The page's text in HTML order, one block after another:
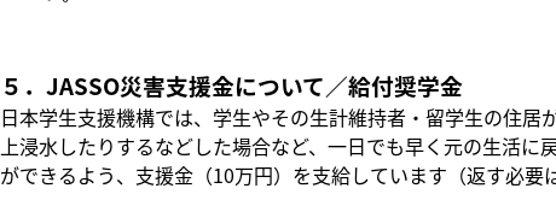
５．JASSO災害支援金について／給付奨学金
日本学生支援機構では、学生やその生計維持者・留学生の住居
上浸水したりするなどした場合など、一日でも早く元の生活に
ができるよう、支援金（10万円）を支給しています（返す必要